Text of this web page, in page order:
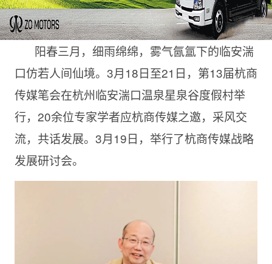
日本华侨报 2023/3/22 11:01:57
阳春三月，细雨绵绵，雾气氤氲下的临安湍
口仿若人间仙境。3月18日至21日，第13届杭商
传媒笔会在杭州临安湍口温泉星泉谷度假村举
行，20余位专家学者应杭商传媒之邀，采风交
流，共话发展。3月19日，举行了杭商传媒战略
发展研讨会。